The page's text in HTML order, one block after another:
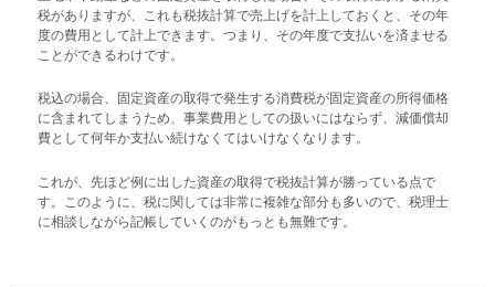
税がありますが、これも税抜計算で売上げを計上しておくと、その年
度の費用として計上できます。つまり、その年度で支払いを済ませる
ことができるわけです。
税込の場合、固定資産の取得で発生する消費税が固定資産の所得価格
に含まれてしまうため、事業費用としての扱いにはならず、減価償却
費として何年か支払い続けなくてはいけなくなります。
これが、先ほど例に出した資産の取得で税抜計算が勝っている点で
す。このように、税に関しては非常に複雑な部分も多いので、税理士
に相談しながら記帳していくのがもっとも無難です。